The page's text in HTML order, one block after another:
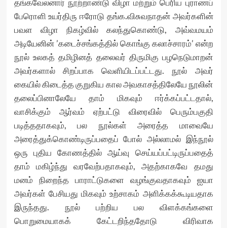
தங்கவேலனார் நூற்றாண்டு விழா மற்றும் பெரிய புராணப்
பேரொளி உயர்திரு ஈரோடு தங்க.விசுவநாதன் அவர்களின்
பவள விழா நிகழ்வில் கலந்துகொண்டு, அவ்வமயம்
அடியேனின் ’கடைச்சங்கத்தில் கொங்கு கலாச்சாரம்’ என்ற
நூல் உலகத் தமிழினத் தலைவர் திருமிகு பழநெடுமாறன்
அவர்களால் சிறப்பாக வெளியிடப்பட்டது. நூல் அவர்
கையில் கிடைத்த குறுகிய கால அவகாசத்திலேயே நூலின்
தலைப்பினாலேயே தாம் மிகவும் ஈர்க்கப்பட்டதால்,
வாசிக்கும் ஆர்வம் ஏற்பட்டு விரைவில் பெரும்பகுதி
படித்ததாகவும், பல நூல்கள் அரைத்த மாவையே
அரைத்துக்கொண்டிருப்பதைப் போல் அல்லாமல் இந்நூல்
ஒரு புதிய கோணத்தில் ஆய்வு செய்யப்பட்டிருப்பதைத்
தாம் மகிழ்ந்து வரவேற்பதாகவும், அதற்காகவே தமது
மனம் நிறைந்த பாராட்டுகளை வழங்குவதாகவும் ஐயா
அவர்கள் பேசியது மிகவும் உற்சாகம் அளிக்கக்கூடியதாக
இருந்தது. நூல் பற்றிய பல விளக்கங்களை
பொறுமையாகக் கேட்டறிந்ததோடு விரிவாக